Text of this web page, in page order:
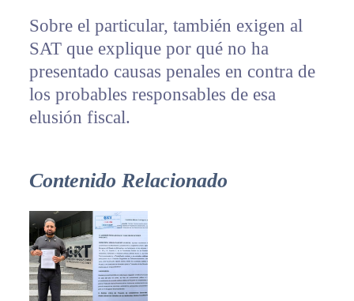
Sobre el particular, también exigen al
SAT que explique por qué no ha
presentado causas penales en contra de
los probables responsables de esa
elusión fiscal.
Contenido Relacionado